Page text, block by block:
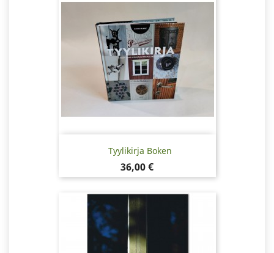
Tyylikirja Boken
Pris
36,00 €